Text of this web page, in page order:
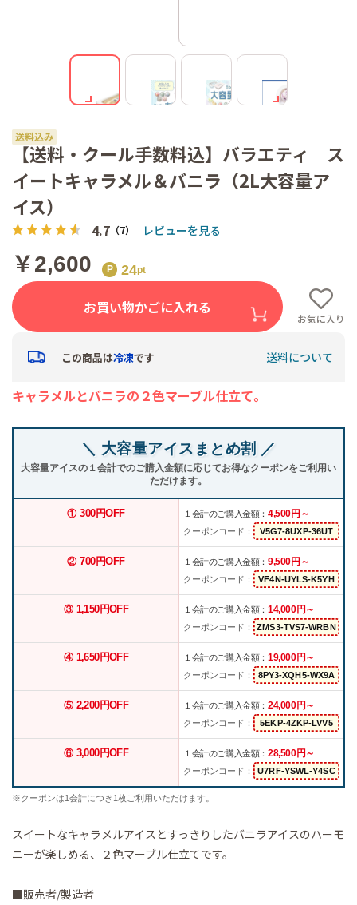
【送料・クール手数料込】バラエティ ス
イートキャラメル＆バニラ（2L大容量ア
イス）
4.7 （7） レビューを見る
￥2,600 24
お買い物かごに入れる
お気に入り
この商品は冷凍です 送料について
キャラメルとバニラの２色マーブル仕立て。
＼ 大容量アイスまとめ割 ／
大容量アイスの１会計でのご購入金額に応じてお得なクーポンをご利用い
ただけます。
① 300円OFF １会計のご購入金額： 4,500円～
クーポンコード：
② 700円OFF １会計のご購入金額： 9,500円～
クーポンコード：
③ 1,150円OFF １会計のご購入金額： 14,000円～
クーポンコード：
④ 1,650円OFF １会計のご購入金額： 19,000円～
クーポンコード：
⑤ 2,200円OFF １会計のご購入金額： 24,000円～
クーポンコード：
⑥ 3,000円OFF １会計のご購入金額： 28,500円～
クーポンコード：
※クーポンは1会計につき1枚ご利用いただけます。
スイートなキャラメルアイスとすっきりしたバニラアイスのハーモ
ニーが楽しめる、２色マーブル仕立てです。
■販売者/製造者